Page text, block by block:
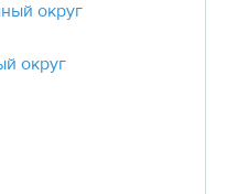
округ
округ